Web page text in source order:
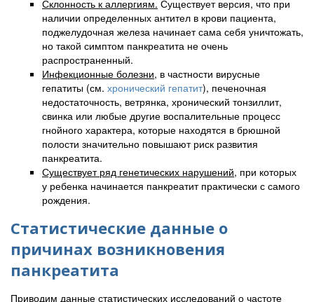
Склонность к аллергиям. Существует версия, что при
наличии определенных антител в крови пациента,
поджелудочная железа начинает сама себя уничтожать,
но такой симптом панкреатита не очень
распространенный.
Инфекционные болезни, в частности вирусные
гепатиты (см. хронический гепатит), печеночная
недостаточность, ветрянка, хронический тонзиллит,
свинка или любые другие воспалительные процесс
гнойного характера, которые находятся в брюшной
полости значительно повышают риск развития
панкреатита.
Существует ряд генетических нарушений, при которых
у ребенка начинается панкреатит практически с самого
рождения.
Статистические данные о
причинах возникновения
панкреатита
Приводим данные статистических исследований о частоте